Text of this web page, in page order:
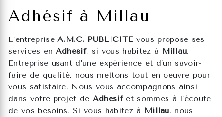
Adhésif à Millau
L’entrepriseA.M.C. PUBLICITE vous propose ses
services en Adhésif, si vous habitez à Millau.
Entreprise usant d’une expérience et d’un savoir-
faire de qualité, nous mettons tout en oeuvre pour
vous satisfaire. Nous vous accompagnons ainsi
dans votre projet de Adhésifet sommes à l’écoute
de vos besoins. Si vous habitez à Millau, nous